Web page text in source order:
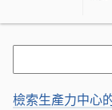
檢索生產力中心